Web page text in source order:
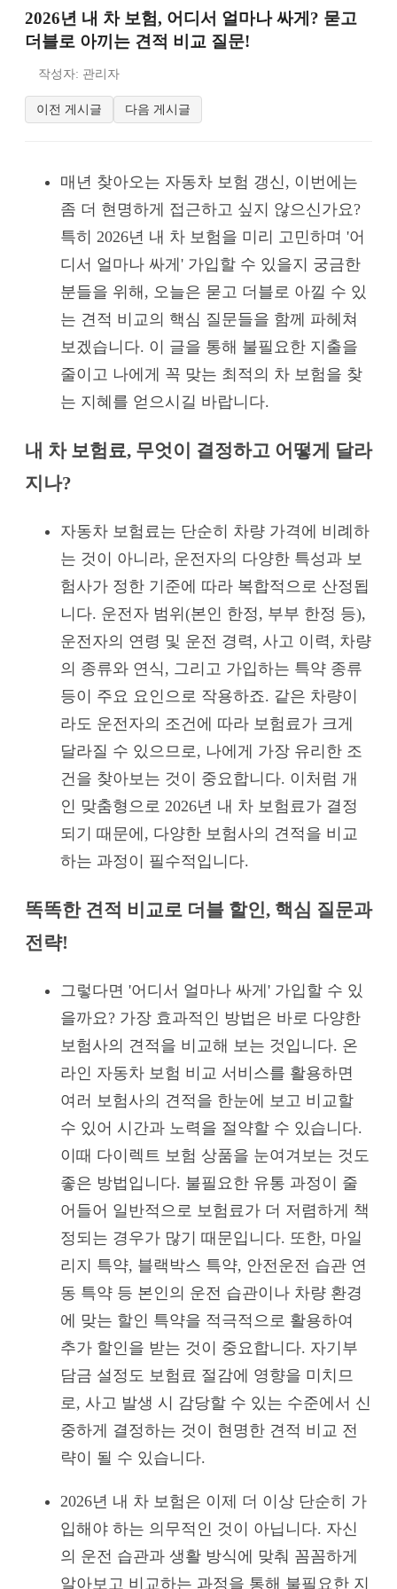
2026년 내 차 보험, 어디서 얼마나 싸게? 묻고
더블로 아끼는 견적 비교 질문!
작성자: 관리자
이전 게시글 다음 게시글
매년 찾아오는 자동차 보험 갱신, 이번에는
좀 더 현명하게 접근하고 싶지 않으신가요?
특히 2026년 내 차 보험을 미리 고민하며 '어
디서 얼마나 싸게' 가입할 수 있을지 궁금한
분들을 위해, 오늘은 묻고 더블로 아낄 수 있
는 견적 비교의 핵심 질문들을 함께 파헤쳐
보겠습니다. 이 글을 통해 불필요한 지출을
줄이고 나에게 꼭 맞는 최적의 차 보험을 찾
는 지혜를 얻으시길 바랍니다.
내 차 보험료, 무엇이 결정하고 어떻게 달라
지나?
자동차 보험료는 단순히 차량 가격에 비례하
는 것이 아니라, 운전자의 다양한 특성과 보
험사가 정한 기준에 따라 복합적으로 산정됩
니다. 운전자 범위(본인 한정, 부부 한정 등),
운전자의 연령 및 운전 경력, 사고 이력, 차량
의 종류와 연식, 그리고 가입하는 특약 종류
등이 주요 요인으로 작용하죠. 같은 차량이
라도 운전자의 조건에 따라 보험료가 크게
달라질 수 있으므로, 나에게 가장 유리한 조
건을 찾아보는 것이 중요합니다. 이처럼 개
인 맞춤형으로 2026년 내 차 보험료가 결정
되기 때문에, 다양한 보험사의 견적을 비교
하는 과정이 필수적입니다.
똑똑한 견적 비교로 더블 할인, 핵심 질문과
전략!
그렇다면 '어디서 얼마나 싸게' 가입할 수 있
을까요? 가장 효과적인 방법은 바로 다양한
보험사의 견적을 비교해 보는 것입니다. 온
라인 자동차 보험 비교 서비스를 활용하면
여러 보험사의 견적을 한눈에 보고 비교할
수 있어 시간과 노력을 절약할 수 있습니다.
이때 다이렉트 보험 상품을 눈여겨보는 것도
좋은 방법입니다. 불필요한 유통 과정이 줄
어들어 일반적으로 보험료가 더 저렴하게 책
정되는 경우가 많기 때문입니다. 또한, 마일
리지 특약, 블랙박스 특약, 안전운전 습관 연
동 특약 등 본인의 운전 습관이나 차량 환경
에 맞는 할인 특약을 적극적으로 활용하여
추가 할인을 받는 것이 중요합니다. 자기부
담금 설정도 보험료 절감에 영향을 미치므
로, 사고 발생 시 감당할 수 있는 수준에서 신
중하게 결정하는 것이 현명한 견적 비교 전
략이 될 수 있습니다.
2026년 내 차 보험은 이제 더 이상 단순히 가
입해야 하는 의무적인 것이 아닙니다. 자신
의 운전 습관과 생활 방식에 맞춰 꼼꼼하게
알아보고 비교하는 과정을 통해 불필요한 지